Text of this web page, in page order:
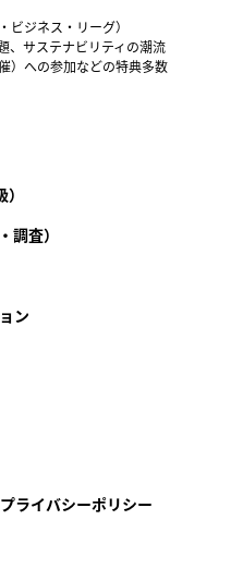
ビジネス・リーグ）
、サステナビリティの潮流
）への参加などの特典多数
調査）
ン
プライバシーポリシー